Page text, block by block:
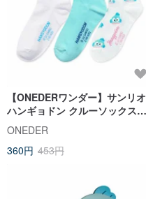
【ONEDERワンダー】サンリオ
ハンギョドン クルーソックス
Hangyodon
ONEDER
360円 453円